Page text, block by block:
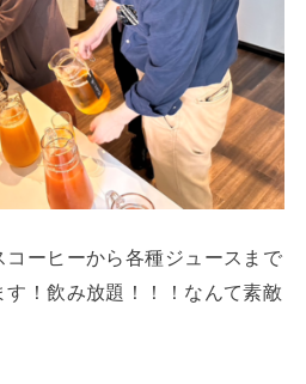
ーヒーから各種ジュースまで
！飲み放題！！！なんて素敵